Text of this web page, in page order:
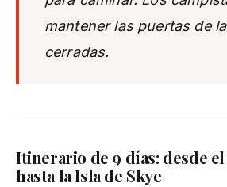
mantener las puertas de
cerradas.
Itinerario de 9 días: desde el
hasta la Isla de Skye